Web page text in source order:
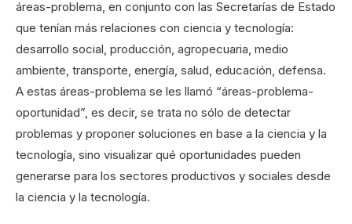
áreas-problema, en conjunto con las Secretarías de Estado
que tenían más relaciones con ciencia y tecnología:
desarrollo social, producción, agropecuaria, medio
ambiente, transporte, energía, salud, educación, defensa.
A estas áreas-problema se les llamó “áreas-problema-
oportunidad”, es decir, se trata no sólo de detectar
problemas y proponer soluciones en base a la ciencia y la
tecnología, sino visualizar qué oportunidades pueden
generarse para los sectores productivos y sociales desde
la ciencia y la tecnología.